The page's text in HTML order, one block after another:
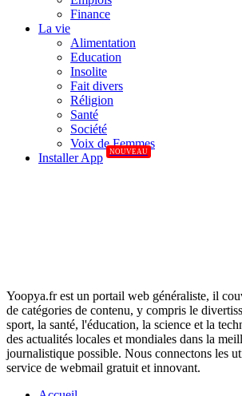
Finance
La vie
Alimentation
Education
Insolite
Fait divers
Réligion
Santé
Société
Voix de Femmes
Installer App
NOUVEAU
Yoopya.fr est un portail web généraliste, il
de catégories de contenu, y compris le
sport, la santé, l'éducation, la science et la
des actualités locales et mondiales dans la
journalistique possible. Nous connectons les
service de webmail gratuit et innovant.